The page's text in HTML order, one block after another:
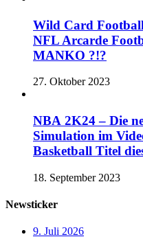
Wild Card
NFL Arcarde
MANKO ?!?
27. Oktober 2023
NBA 2K24 – Die
Simulation im
Basketball Titel
18. September 2023
Newsticker
9. Juli 2026